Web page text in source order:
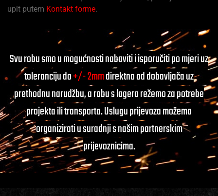
upit putem Kontakt forme.
Svu robu smo u mogućnosti nabaviti i isporučiti po mjeri uz
toleranciju do+/- 2mmdirektno od dobavljača uz
prethodnu narudžbu, a robu s lagera režemo za potrebe
projekta ili transporta. Uslugu prijevoza možemo
organizirati u suradnji s našim partnerskim
prijevoznicima.